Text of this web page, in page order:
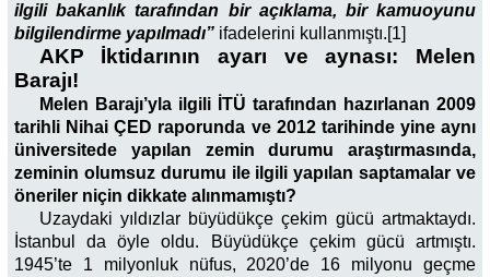
ilgili bakanlık tarafından bir açıklama, bir kamuoyunu
bilgilendirme yapılmadı” ifadelerini kullanmıştı.[1]
AKP İktidarının ayarı ve aynası: Melen
Barajı!
Melen Barajı’yla ilgili İTÜ tarafından hazırlanan 2009
tarihli Nihai ÇED raporunda ve 2012 tarihinde yine aynı
üniversitede yapılan zemin durumu araştırmasında,
zeminin olumsuz durumu ile ilgili yapılan saptamalar ve
öneriler niçin dikkate alınmamıştı?
Uzaydaki yıldızlar büyüdükçe çekim gücü artmaktaydı.
İstanbul da öyle oldu. Büyüdükçe çekim gücü artmıştı.
1945’te 1 milyonluk nüfus, 2020’de 16 milyonu geçme